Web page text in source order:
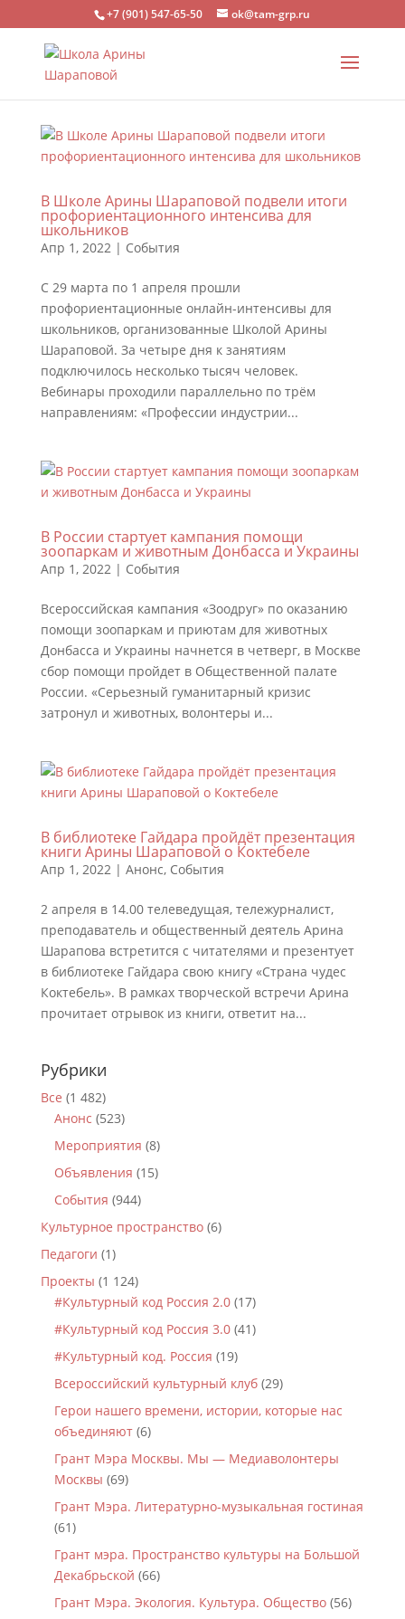
+7 (901) 547-65-50 ok@tam-grp.ru
В Школе Арины Шараповой подвели итоги
профориентационного интенсива для
школьников
Апр 1, 2022| События
С 29 марта по 1 апреля прошли
профориентационные онлайн-интенсивы для
школьников, организованные Школой Арины
Шараповой. За четыре дня к занятиям
подключилось несколько тысяч человек.
Вебинары проходили параллельно по трём
направлениям: «Профессии индустрии...
В России стартует кампания помощи
зоопаркам и животным Донбасса и Украины
Апр 1, 2022| События
Всероссийская кампания «Зоодруг» по оказанию
помощи зоопаркам и приютам для животных
Донбасса и Украины начнется в четверг, в Москве
сбор помощи пройдет в Общественной палате
России. «Серьезный гуманитарный кризис
затронул и животных, волонтеры и...
В библиотеке Гайдара пройдёт презентация
книги Арины Шараповой о Коктебеле
Апр 1, 2022| Анонс, События
2 апреля в 14.00 телеведущая, тележурналист,
преподаватель и общественный деятель Арина
Шарапова встретится с читателями и презентует
в библиотеке Гайдара свою книгу «Страна чудес
Коктебель». В рамках творческой встречи Арина
прочитает отрывок из книги, ответит на...
Рубрики
Все (1 482)
Анонс (523)
Мероприятия (8)
Объявления (15)
События (944)
Культурное пространство(6)
Педагоги (1)
Проекты (1 124)
#Культурный код Россия 2.0(17)
#Культурный код Россия 3.0(41)
#Культурный код. Россия (19)
Всероссийский культурный клуб(29)
Герои нашего времени, истории, которые нас
объединяют(6)
Грант Мэра Москвы. Мы — Медиаволонтеры
Москвы (69)
Грант Мэра. Литературно-музыкальная гостиная
(61)
Грант мэра. Пространство культуры на Большой
Декабрьской (66)
Грант Мэра. Экология. Культура. Общество(56)